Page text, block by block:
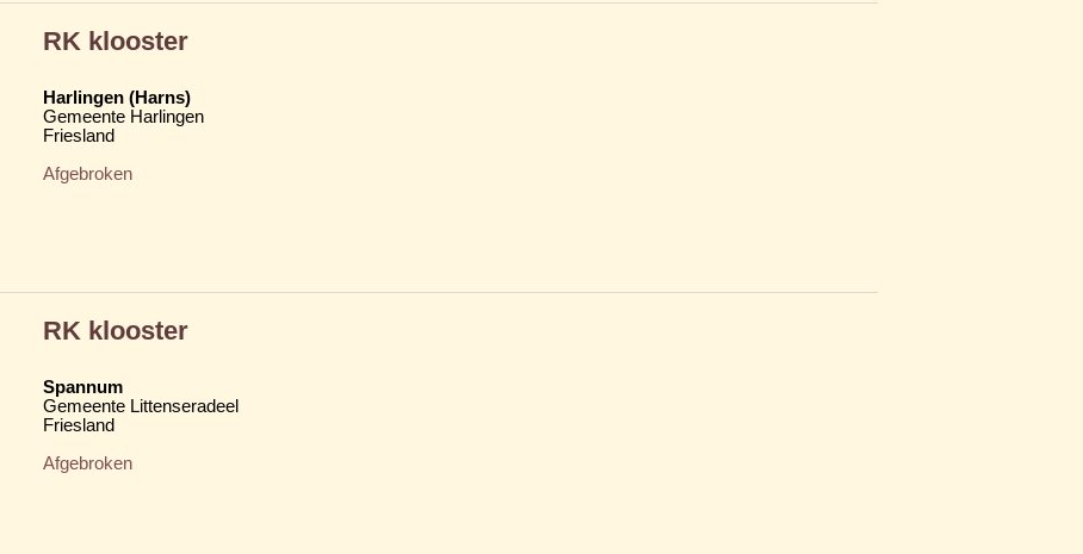
RK klooster
Harlingen (Harns)
Gemeente Harlingen
Friesland
Afgebroken
RK klooster
Spannum
Gemeente Littenseradeel
Friesland
Afgebroken